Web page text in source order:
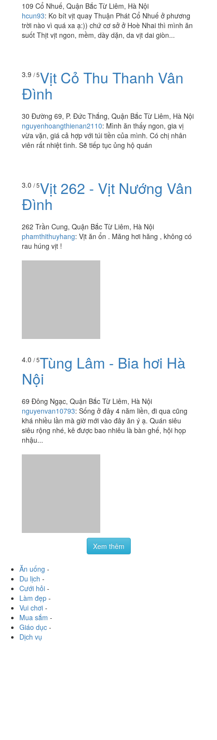
109 Cổ Nhuế, Quận Bắc Từ Liêm, Hà Nội
hcun93: Ko bít vịt quay Thuận Phát Cổ Nhuế ở phương
trời nào vì quá xa ạ:)) chứ cơ sở ở Hoè Nhai thì mình ăn
suốt Thịt vịt ngon, mềm, dày dặn, da vịt dai giòn...
3.9 / 5Vịt Cỏ Thu Thanh Vân
Đình
30 Đường 69, P. Đức Thắng, Quận Bắc Từ Liêm, Hà Nội
nguyenhoangthienan2110: Mình ăn thấy ngon, gia vị
vừa vặn, giá cả hợp với túi tiền của mình. Có chị nhân
viên rất nhiệt tình. Sẽ tiếp tục ủng hộ quán
3.0 / 5Vịt 262 - Vịt Nướng Vân
Đình
262 Trần Cung, Quận Bắc Từ Liêm, Hà Nội
phamthithuyhang: Vịt ăn ổn . Măng hơi hăng , không có
rau húng vịt !
4.0 / 5Tùng Lâm - Bia hơi Hà
Nội
69 Đông Ngạc, Quận Bắc Từ Liêm, Hà Nội
nguyenvan10793: Sống ở đây 4 năm liền, đi qua cũng
khá nhiều lần mà giờ mới vào đây ăn ý ạ. Quán siêu
siêu rộng nhé, kê được bao nhiêu là bàn ghế, hội họp
nhậu...
Xem thêm
Ăn uống -
Du lịch -
Cưới hỏi -
Làm đẹp -
Vui chơi -
Mua sắm -
Giáo dục -
Dịch vụ